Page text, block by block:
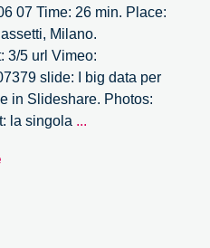
07 Time: 26 min. Place:
Milano.
3/5 url Vimeo:
slide: I big data per
in Slideshare. Photos:
la singola ...